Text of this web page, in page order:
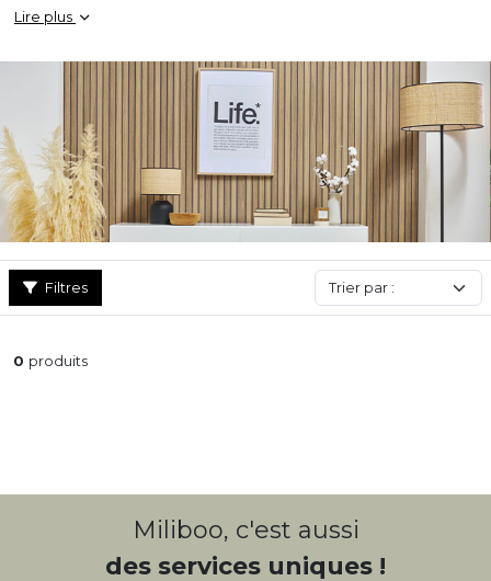
Alors, lequel allez-vous choisir ?
Lire plus
Filtres
0 produits
Miliboo, c'est aussi
des services uniques !